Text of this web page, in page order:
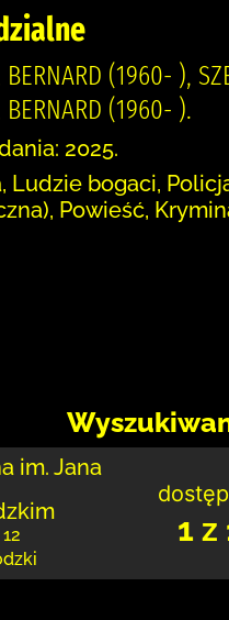
(1960- ),
BERNARD (1960- ).
2025.
Ludzie bogaci,
Powieść,
im. Jana
1 z